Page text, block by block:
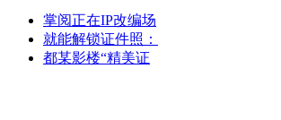
掌阅正在IP改编场
就能解锁证件照：
都某影楼“精美证